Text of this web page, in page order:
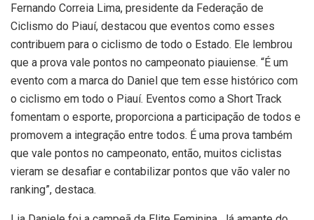
Fernando Correia Lima, presidente da Federação de
Ciclismo do Piauí, destacou que eventos como esses
contribuem para o ciclismo de todo o Estado. Ele lembrou
que a prova vale pontos no campeonato piauiense. “É um
evento com a marca do Daniel que tem esse histórico com
o ciclismo em todo o Piauí. Eventos como a Short Track
fomentam o esporte, proporciona a participação de todos e
promovem a integração entre todos. É uma prova também
que vale pontos no campeonato, então, muitos ciclistas
vieram se desafiar e contabilizar pontos que vão valer no
ranking”, destaca.